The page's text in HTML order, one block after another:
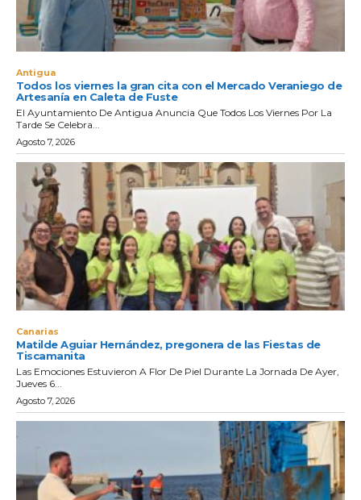
Antigua
Todos los viernes la gran cita con el Mercado Veraniego de
Artesanía en Caleta de Fuste
El Ayuntamiento De Antigua Anuncia Que Todos Los Viernes Por La
Tarde Se Celebra...
Agosto 7, 2026
Canarias
Matilde Aguiar Hernández, pregonera de las Fiestas de
Tiscamanita
Las Emociones Estuvieron A Flor De Piel Durante La Jornada De Ayer,
Jueves 6...
Agosto 7, 2026